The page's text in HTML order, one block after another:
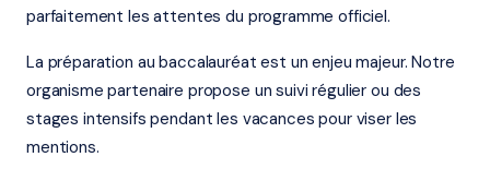
parfaitement les attentes du programme officiel.
La préparation au baccalauréat est un enjeu majeur. Notre
organisme partenaire propose un suivi régulier ou des
stages intensifs pendant les vacances pour viser les
mentions.